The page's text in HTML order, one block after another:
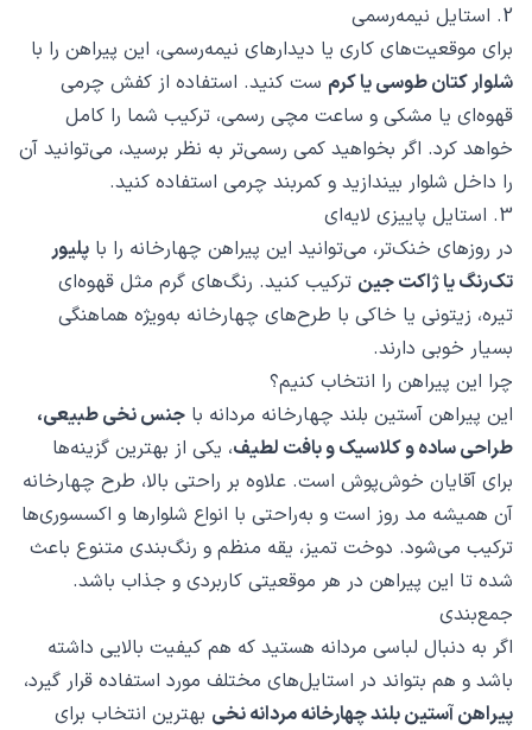
2. استایل نیمه‌رسمی
برای موقعیت‌های کاری یا دیدارهای نیمه‌رسمی، این پیراهن را با
شلوار کتان طوسی یا کرم ست کنید. استفاده از کفش چرمی
قهوه‌ای یا مشکی و ساعت مچی رسمی، ترکیب شما را کامل
خواهد کرد. اگر بخواهید کمی رسمی‌تر به نظر برسید، می‌توانید آن
را داخل شلوار بیندازید و کمربند چرمی استفاده کنید.
3. استایل پاییزی لایه‌ای
در روزهای خنک‌تر، می‌توانید این پیراهن چهارخانه را با پلیور
تک‌رنگ یا ژاکت جین ترکیب کنید. رنگ‌های گرم مثل قهوه‌ای
تیره، زیتونی یا خاکی با طرح‌های چهارخانه به‌ویژه هماهنگی
بسیار خوبی دارند.
چرا این پیراهن را انتخاب کنیم؟
این پیراهن آستین بلند چهارخانه مردانه با جنس نخی طبیعی،
طراحی ساده و کلاسیک و بافت لطیف، یکی از بهترین گزینه‌ها
برای آقایان خوش‌پوش است. علاوه بر راحتی بالا، طرح چهارخانه
آن همیشه مد روز است و به‌راحتی با انواع شلوارها و اکسسوری‌ها
ترکیب می‌شود. دوخت تمیز، یقه منظم و رنگ‌بندی متنوع باعث
شده تا این پیراهن در هر موقعیتی کاربردی و جذاب باشد.
جمع‌بندی
اگر به دنبال لباسی مردانه هستید که هم کیفیت بالایی داشته
باشد و هم بتواند در استایل‌های مختلف مورد استفاده قرار گیرد،
پیراهن آستین بلند چهارخانه مردانه نخی بهترین انتخاب برای